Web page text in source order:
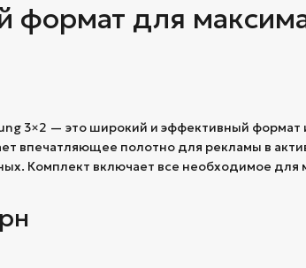
формат для
3×2 — это широкий и эффективный формат
впечатляющее полотно для рекламы в
Комплект включает все необходимое для